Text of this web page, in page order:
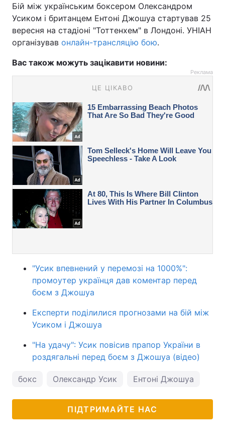
Бій між українським боксером Олександром
Усиком і британцем Ентоні Джошуа стартував 25
вересня на стадіоні "Тоттенхем" в Лондоні. УНІАН
організував онлайн-трансляцію бою.
Вас також можуть зацікавити новини:
Реклама
"Усик впевнений у перемозі на 1000%":
промоутер українця дав коментар перед
боєм з Джошуа
Експерти поділилися прогнозами на бій між
Усиком і Джошуа
"На удачу": Усик повісив прапор України в
роздягальні перед боєм з Джошуа (відео)
бокс Олександр Усик Ентоні Джошуа
ПІДТРИМАЙТЕ НАС